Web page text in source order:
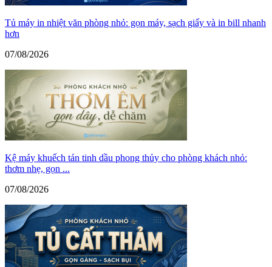
Tủ máy in nhiệt văn phòng nhỏ: gọn máy, sạch giấy và in bill nhanh
hơn
07/08/2026
Kệ máy khuếch tán tinh dầu phong thủy cho phòng khách nhỏ:
thơm nhẹ, gọn ...
07/08/2026